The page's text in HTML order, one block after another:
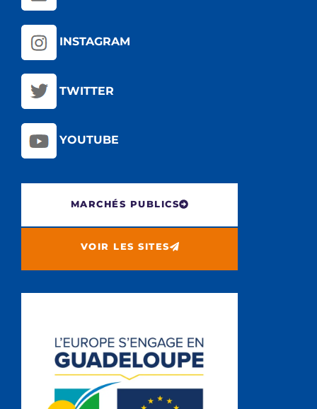
INSTAGRAM
TWITTER
YOUTUBE
MARCHÉS PUBLICS
VOIR LES SITES